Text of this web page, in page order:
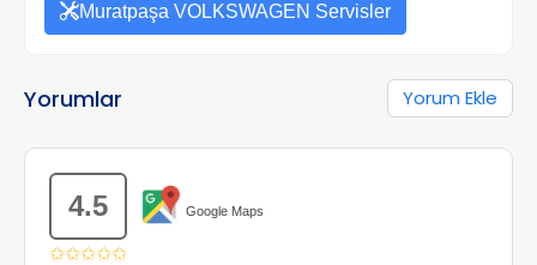
Muratpaşa VOLKSWAGEN Servisler
Yorumlar Yorum Ekle
4.5 Google Maps
✩✩✩✩✩